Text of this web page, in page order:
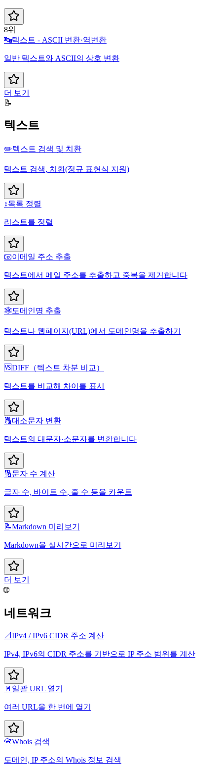
8위
🔤텍스트 - ASCII 변환·역변환
일반 텍스트와 ASCII의 상호 변환
더 보기
📝
텍스트
✏️텍스트 검색 및 치환
텍스트 검색, 치환(정규 표현식 지원)
↕️목록 정렬
리스트를 정렬
📧이메일 주소 추출
텍스트에서 메일 주소를 추출하고 중복을 제거합니다
🕸️도메인명 추출
텍스트나 웹페이지(URL)에서 도메인명을 추출하기
🆚DIFF（텍스트 차분 비교）
텍스트를 비교해 차이를 표시
🔠대소문자 변환
텍스트의 대문자·소문자를 변환합니다
🔢문자 수 계산
글자 수, 바이트 수, 줄 수 등을 카운트
📝Markdown 미리보기
Markdown을 실시간으로 미리보기
더 보기
🌐
네트워크
📐IPv4 / IPv6 CIDR 주소 계산
IPv4, IPv6의 CIDR 주소를 기반으로 IP 주소 범위를 계산
🚪 일괄 URL 열기
여러 URL을 한 번에 열기
📇Whois 검색
도메인, IP 주소의 Whois 정보 검색